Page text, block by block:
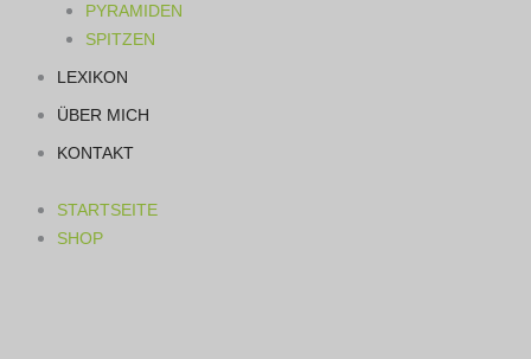
PYRAMIDEN
SPITZEN
LEXIKON
ÜBER MICH
KONTAKT
STARTSEITE
SHOP